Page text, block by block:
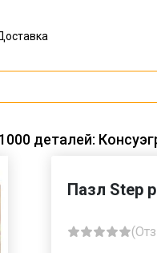
деталей:
Пазл Step